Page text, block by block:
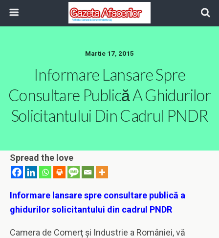
Martie 17, 2015
Informare Lansare Spre
Consultare Publică A Ghidurilor
Solicitantului Din Cadrul PNDR
Spread the love
Informare lansare spre consultare publică a
ghidurilor solicitantului din cadrul PNDR
Camera de Comerţ şi Industrie a României, vă